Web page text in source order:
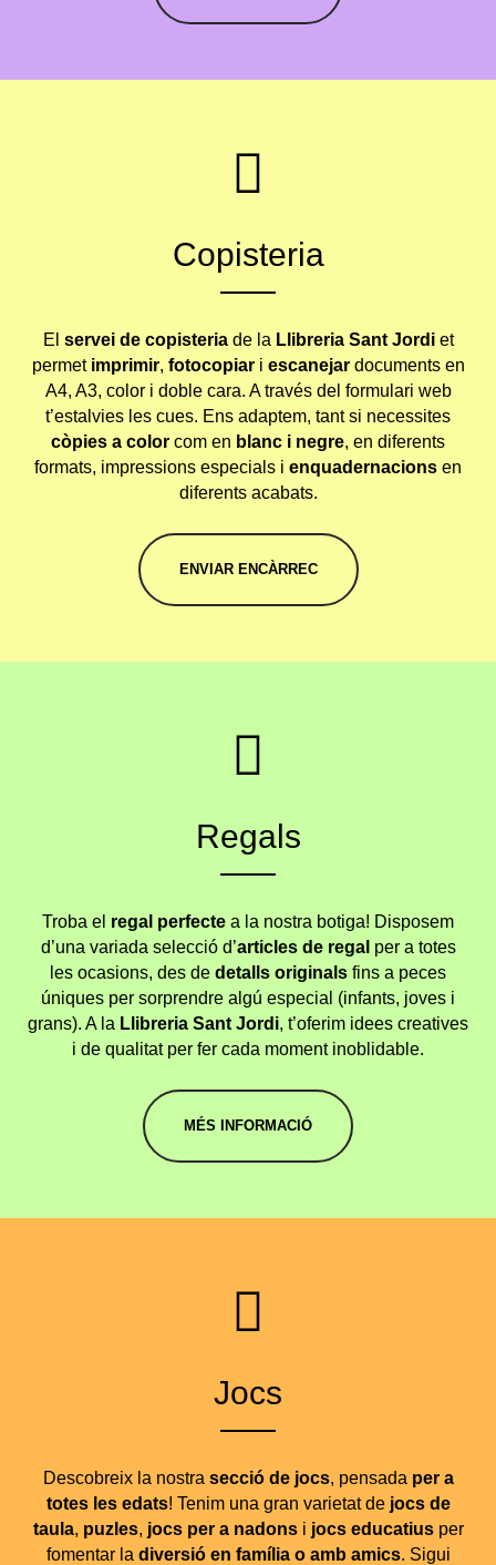
Copisteria
El servei de copisteriade la Llibreria Sant Jordiet
permetimprimir, fotocopiari escanejardocuments en
A4, A3, color i doble cara. A través del formulari web
t’estalvies les cues. Ens adaptem, tant si necessites
còpies a color com en blanc i negre, en diferents
formats, impressions especials i enquadernacions en
diferents acabats.
ENVIAR ENCÀRREC
Regals
Troba el regal perfecte a la nostra botiga! Disposem
d’una variada selecció d’articles de regal per a totes
les ocasions, des de detalls originals fins a peces
úniques per sorprendre algú especial (infants, joves i
grans). A la Llibreria Sant Jordi, t’oferim idees creatives
i de qualitat per fer cada moment inoblidable.
MÉS INFORMACIÓ
Jocs
Descobreix la nostra secció de jocs, pensada per a
totes les edats! Tenim una gran varietat dejocs de
taula, puzles, jocs per a nadonsi jocs educatiusper
fomentar la diversió en família o amb amics. Sigui